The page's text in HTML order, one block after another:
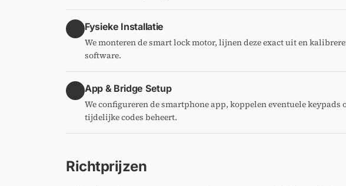
Fysieke Installatie
We monteren de smart lock motor, lijnen deze exact uit en
software.
App & Bridge Setup
We configureren de smartphone app, koppelen eventuele
tijdelijke codes beheert.
Richtprijzen